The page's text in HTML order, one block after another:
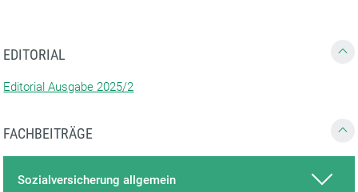
EDITORIAL
Editorial Ausgabe 2025/2
FACHBEITRÄGE
Sozialversicherung allgemein